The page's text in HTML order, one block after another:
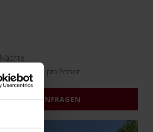
Nächte
279,-- Preis pro Person
ANFRAGEN